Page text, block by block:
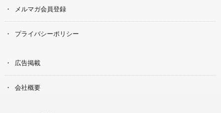
メルマガ会員登録
プライバシーポリシー
広告掲載
会社概要